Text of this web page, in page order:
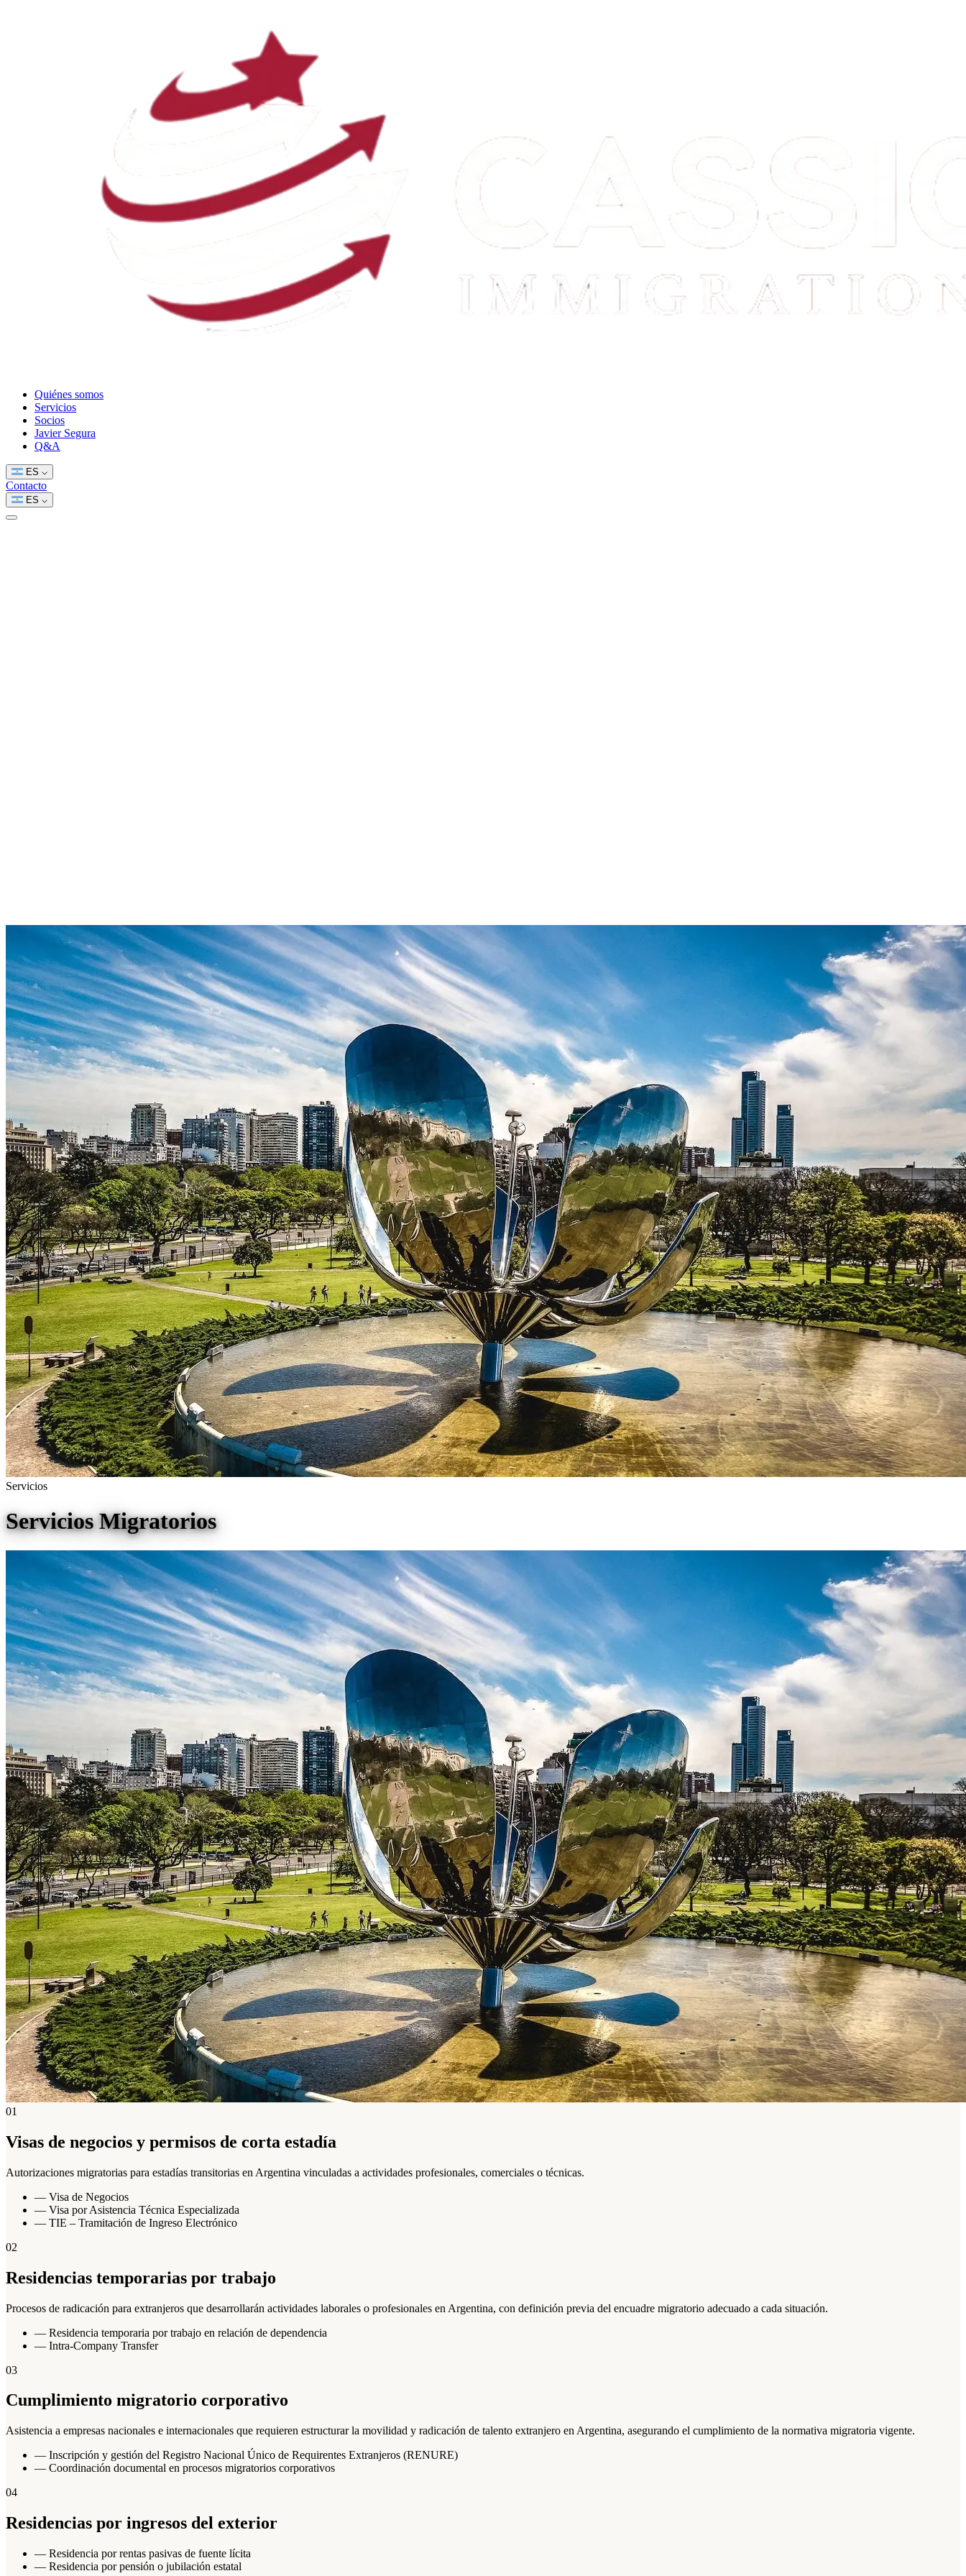
Quiénes somos
Servicios
Socios
Javier Segura
Q&A
ES
Contacto
ES
Servicios
Servicios Migratorios
01
Visas de negocios y permisos de corta estadía
Autorizaciones migratorias para estadías transitorias en Argentina vinculadas a actividades profesionales, comerciales o técnicas.
— Visa de Negocios
— Visa por Asistencia Técnica Especializada
— TIE – Tramitación de Ingreso Electrónico
02
Residencias temporarias por trabajo
Procesos de radicación para extranjeros que desarrollarán actividades laborales o profesionales en Argentina, con definición previa del encuadre migratorio adecuado a cada situación.
— Residencia temporaria por trabajo en relación de dependencia
— Intra-Company Transfer
03
Cumplimiento migratorio corporativo
Asistencia a empresas nacionales e internacionales que requieren estructurar la movilidad y radicación de talento extranjero en Argentina, asegurando el cumplimiento de la normativa migratoria vigente.
— Inscripción y gestión del Registro Nacional Único de Requirentes Extranjeros (RENURE)
— Coordinación documental en procesos migratorios corporativos
04
Residencias por ingresos del exterior
— Residencia por rentas pasivas de fuente lícita
— Residencia por pensión o jubilación estatal